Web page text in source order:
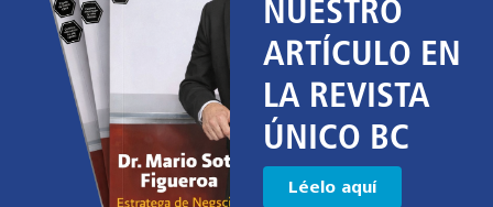
NUESTRO
ARTÍCULO EN
LA REVISTA
ÚNICO BC
Léelo aquí